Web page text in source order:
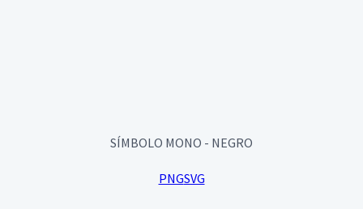
SÍMBOLO MONO - NEGRO
PNGSVG